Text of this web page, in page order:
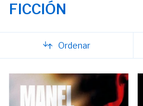
FICCIÓN
Ordenar